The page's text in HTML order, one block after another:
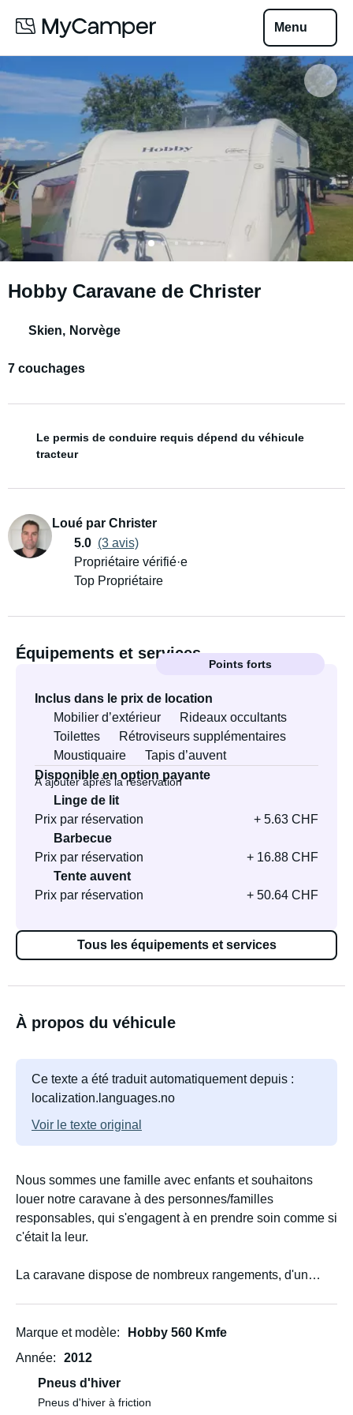
Menu
Hobby Caravane de Christer
Skien, Norvège
7 couchages
Le permis de conduire requis dépend du véhicule
tracteur
Loué par Christer
5.0 (3 avis)
Propriétaire vérifié·e
Top Propriétaire
Équipements et services
Points forts
Inclus dans le prix de location
Mobilier d’extérieur
Rideaux occultants
Toilettes
Rétroviseurs supplémentaires
Moustiquaire
Tapis d’auvent
Disponible en option payante
À ajouter après la réservation
Linge de lit
Prix par réservation
+ 5.63 CHF
Barbecue
Prix par réservation
+ 16.88 CHF
Tente auvent
Prix par réservation
+ 50.64 CHF
Tous les équipements et services
À propos du véhicule
Ce texte a été traduit automatiquement depuis :
localization.languages.no
Voir le texte original
Nous sommes une famille avec enfants et souhaitons
louer notre caravane à des personnes/familles
responsables, qui s'engagent à en prendre soin comme si
c'était la leur.
La caravane dispose de nombreux rangements, d'un
ou le lit double. Elle est également entièrement équipée
en ustensiles de cuisine.
- Un certificat de type BE est requis pour tracter cette
caravane, dont le poids total est de 1 600 kg. Ce certificat
Marque et modèle
Hobby 560 Kmfe
Année
2012
Pneus d'hiver
Pneus d'hiver à friction